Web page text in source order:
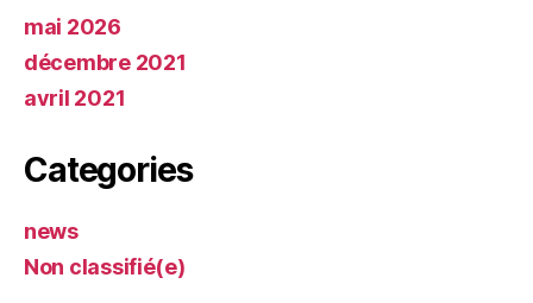
mai 2026
décembre 2021
avril 2021
Categories
news
Non classifié(e)